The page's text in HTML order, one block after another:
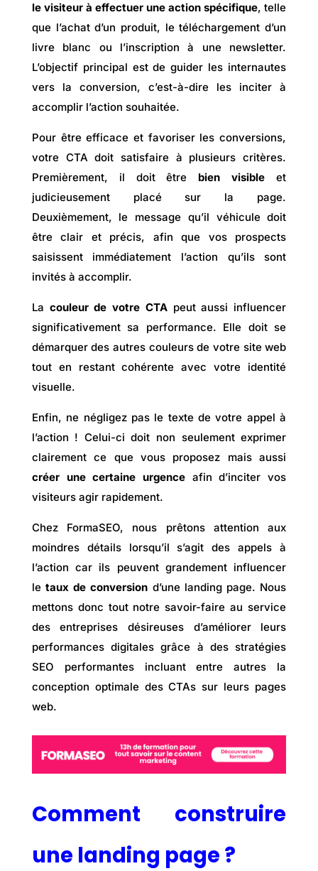
le visiteur à effectuer une action spécifique, telle
que l’achat d’un produit, le téléchargement d’un
livre blanc ou l’inscription à une newsletter.
L’objectif principal est de guider les internautes
vers la
conversion, c’est-à-dire les inciter à
accomplir l’action souhaitée.
Pour être efficace et favoriser les conversions,
votre CTA doit satisfaire à plusieurs critères.
Premièrement, il doit être
bien visible
et
judicieusement placé sur la page.
Deuxièmement, le message qu’il véhicule doit
être clair et précis, afin que vos prospects
saisissent immédiatement l’action qu’ils sont
invités à accomplir.
La couleur de votre CTApeut aussi influencer
significativement sa performance. Elle doit se
démarquer des autres couleurs de votre site web
tout en restant cohérente avec votre identité
visuelle.
Enfin, ne négligez pas le texte de votre appel à
l’action ! Celui-ci doit non seulement exprimer
clairement ce que vous proposez mais aussi
créer une certaine urgence afin d’inciter vos
visiteurs agir rapidement.
Chez FormaSEO, nous prêtons attention aux
moindres détails lorsqu’il s’agit des appels à
l’action car ils peuvent grandement influencer
le taux de conversion d’une landing page. Nous
mettons donc tout notre savoir-faire au service
des entreprises désireuses d’améliorer leurs
performances digitales grâce à des stratégies
SEO performantes incluant entre autres la
conception optimale des CTAs sur leurs pages
web.
Comment construire
une landing page ?